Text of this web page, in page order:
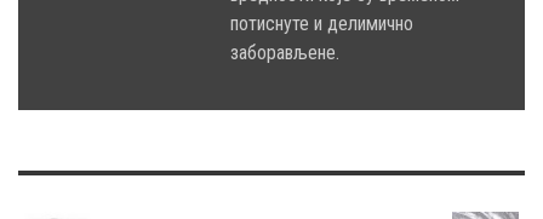
потиснуте и делимично
заборављене.